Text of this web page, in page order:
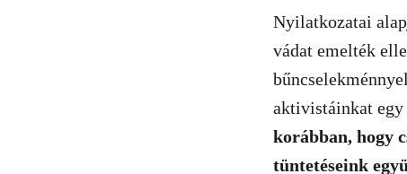
Nyilatkozatai
vádat emelték
aktivistáinkat egy
korábban, hogy
tüntetéseink